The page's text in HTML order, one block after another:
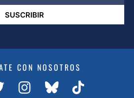
SUSCRIBIR
CON NOSOTROS